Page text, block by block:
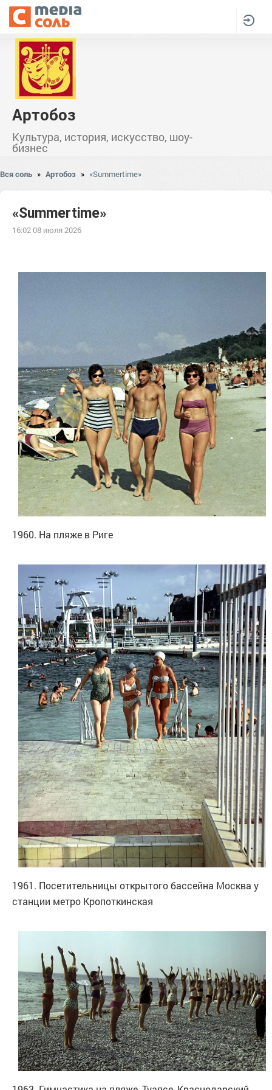
Артобоз
Культура, история, искусство, шоу-
бизнес
Вся соль » Артобоз » «Summertime»
«Summertime»
16:02 08 июля 2026
1960. На пляже в Риге
1961. Посетительницы открытого бассейна Москва у
станции метро Кропоткинская